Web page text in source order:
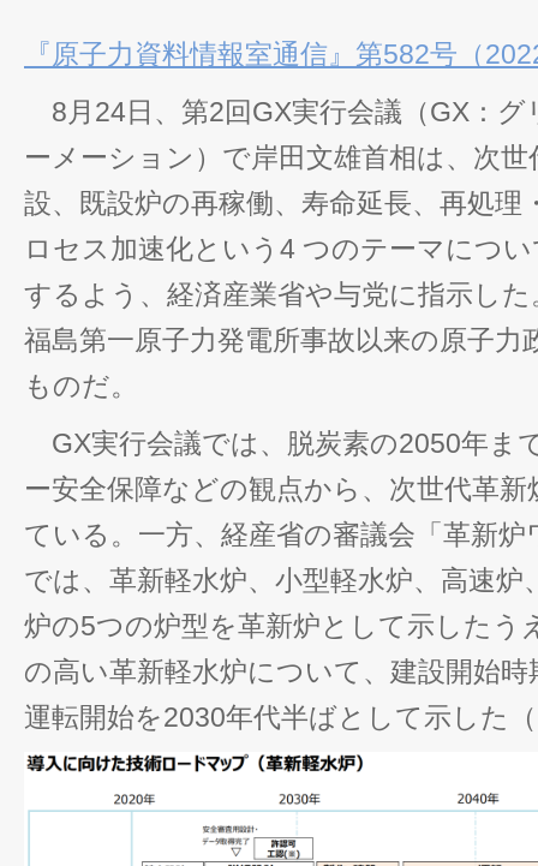
『原子力資料情報室通信』第582号（
8月24日、第2回GX実行会議（GX：
ーメーション）で岸田文雄首相は、次
設、既設炉の再稼働、寿命延長、再処理
ロセス加速化という4 つのテーマにつ
するよう、経済産業省や与党に指示し
福島第一原子力発電所事故以来の原子力
ものだ。
GX実行会議では、脱炭素の2050年ま
ー安全保障などの観点から、次世代革
ている。一方、経産省の審議会「革新
では、革新軽水炉、小型軽水炉、高速炉
炉の5つの炉型を革新炉として示したう
の高い革新軽水炉について、建設開始
運転開始を2030年代半ばとして示した